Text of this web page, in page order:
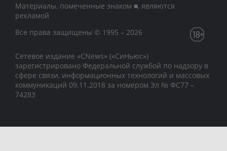
Материалы, помеченные знаком ■, являются
рекламой
Все права защищены © 1995 – 2026
Сетевое издание «CNews» («СиНьюс»)
зарегистрировано Федеральной службой по надзору в
сфере связи, информационных технологий и массовых
коммуникаций 09.11.2018 за номером Эл № ФС77 –
74283